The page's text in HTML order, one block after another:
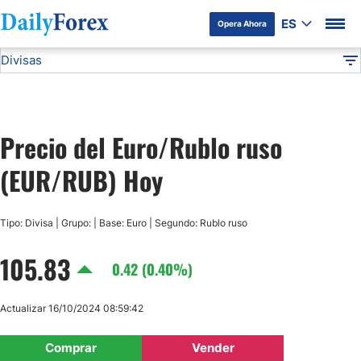
Opera Ahora ES
Divulgación del Anunciante
Divisas
USD/JPY
AUD/USD
Precio del Euro/Rublo ruso
(EUR/RUB) Hoy
Tipo: Divisa | Grupo: | Base: Euro | Segundo: Rublo ruso
105.83 0.42 (0.40%)
Comprar Vender
Actualizar 16/10/2024 08:59:42